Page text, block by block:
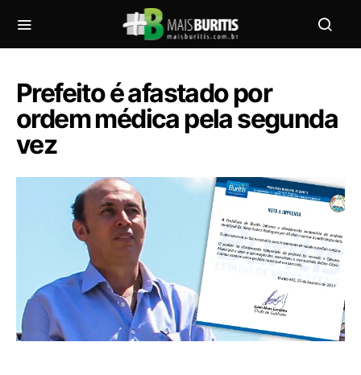
Prefeito é afastado por
ordem médica pela segunda
vez